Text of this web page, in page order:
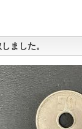
ました。